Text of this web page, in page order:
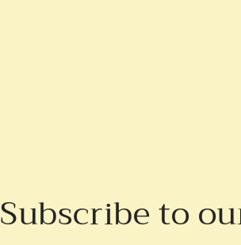
Subscribe to